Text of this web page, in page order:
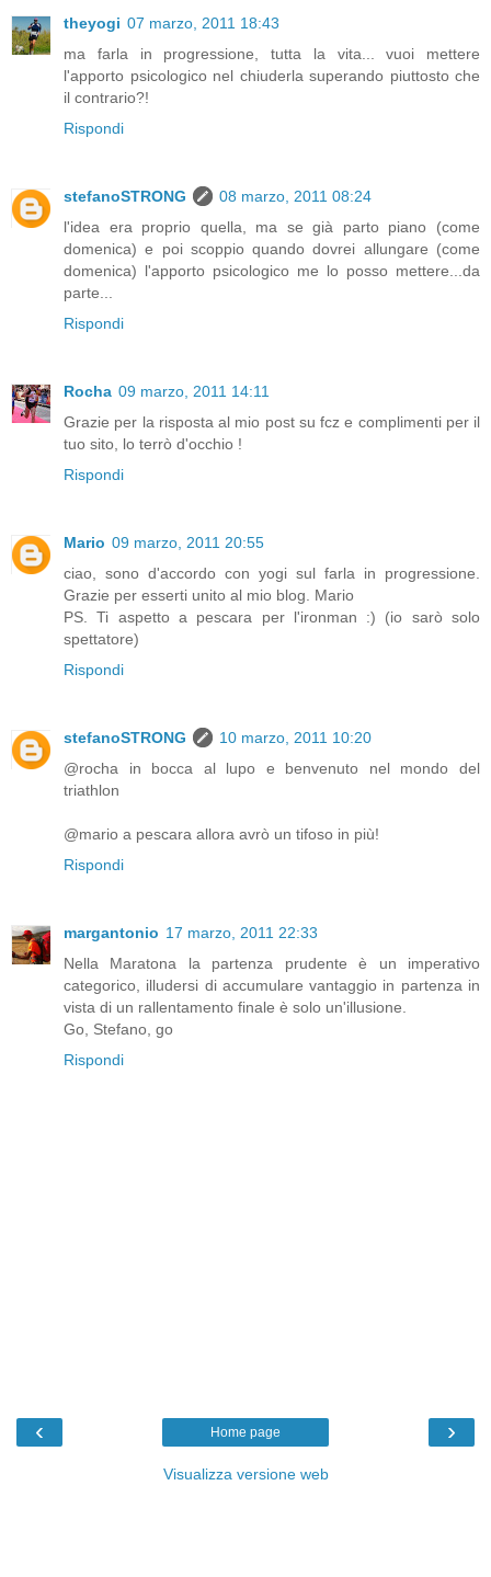
theyogi 07 marzo, 2011 18:43
ma farla in progressione, tutta la vita... vuoi mettere
l'apporto psicologico nel chiuderla superando piuttosto che
il contrario?!
Rispondi
stefanoSTRONG
08 marzo, 2011 08:24
l'idea era proprio quella, ma se già parto piano (come
domenica) e poi scoppio quando dovrei allungare (come
domenica) l'apporto psicologico me lo posso mettere...da
parte...
Rispondi
Rocha 09 marzo, 2011 14:11
Grazie per la risposta al mio post su fcz e complimenti per il
tuo sito, lo terrò d'occhio !
Rispondi
Mario 09 marzo, 2011 20:55
ciao, sono d'accordo con yogi sul farla in progressione.
Grazie per esserti unito al mio blog. Mario
PS. Ti aspetto a pescara per l'ironman :) (io sarò solo
spettatore)
Rispondi
stefanoSTRONG
10 marzo, 2011 10:20
@rocha in bocca al lupo e benvenuto nel mondo del
triathlon
@mario a pescara allora avrò un tifoso in più!
Rispondi
margantonio 17 marzo, 2011 22:33
Nella Maratona la partenza prudente è un imperativo
categorico, illudersi di accumulare vantaggio in partenza in
vista di un rallentamento finale è solo un'illusione.
Go, Stefano, go
Rispondi
‹ ›
Home page
Visualizza versione web